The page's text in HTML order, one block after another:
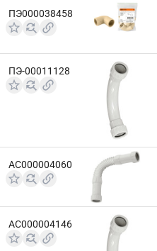
ПЭ000038458
ПЭ-00011128
АС000004060
АС000004146